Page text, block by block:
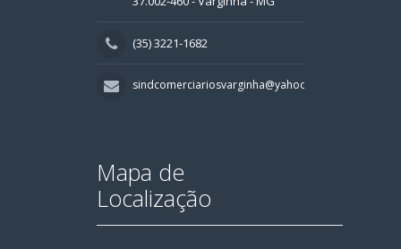
(35) 3221-1682
sindcomerciariosvarginha@yahoo.com.br
Mapa de
Localização